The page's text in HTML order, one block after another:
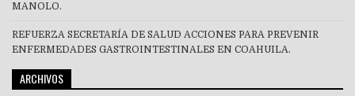
MANOLO.
REFUERZA SECRETARÍA DE SALUD ACCIONES PARA PREVENIR
ENFERMEDADES GASTROINTESTINALES EN COAHUILA.
ARCHIVOS